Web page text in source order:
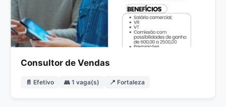
Consultor de Vendas
📄 Efetivo 👥 1 vaga(s) 📍 Fortaleza